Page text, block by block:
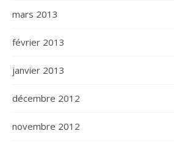
mars 2013
février 2013
janvier 2013
décembre 2012
novembre 2012